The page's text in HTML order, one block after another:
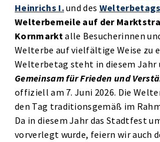
Heinrichs I.und des
Welterbemeile auf der
Kornmarktalle Besucherinnen
Welterbe auf vielfältige Weise zu
Welterbetag steht in diesem
Gemeinsam für Frieden und
offiziell am 7. Juni 2026. Die
den Tag traditionsgemäß im
Da in diesem Jahr das Stadtfest
vorverlegt wurde, feiern wir auch